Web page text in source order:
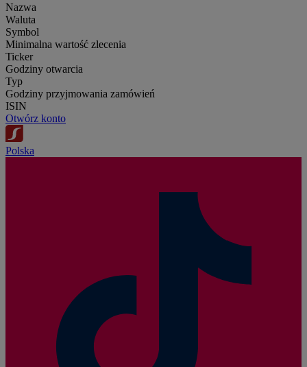
Nazwa
Waluta
Symbol
Minimalna wartość zlecenia
Ticker
Godziny otwarcia
Typ
Godziny przyjmowania zamówień
ISIN
Otwórz konto
Polska